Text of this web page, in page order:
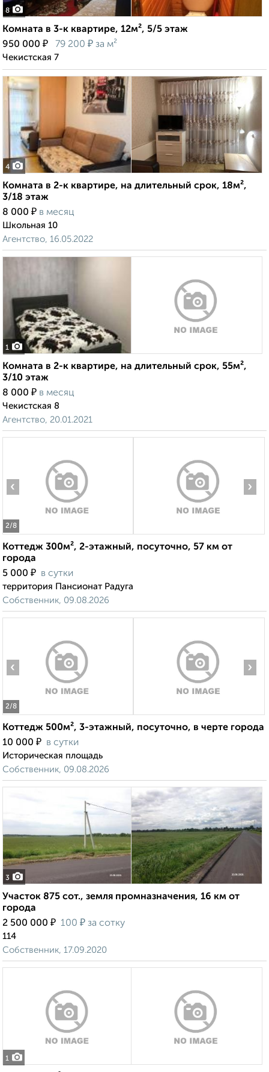
8
Комната в 3-к квартире, 12м², 5/5 этаж
950 000 ₽ 79 200 ₽ за м²
Чекистская 7
4
Комната в 2-к квартире, на длительный срок, 18м²,
3/18 этаж
8 000 ₽ в месяц
Школьная 10
Агентство, 16.05.2022
1
Комната в 2-к квартире, на длительный срок, 55м²,
3/10 этаж
8 000 ₽ в месяц
Чекистская 8
Агентство, 20.01.2021
2/8
‹ ›
Коттедж 300м², 2-этажный, посуточно, 57 км от
города
5 000 ₽ в сутки
территория Пансионат Радуга
Собственник, 09.08.2026
2/8
‹ ›
Коттедж 500м², 3-этажный, посуточно, в черте города
10 000 ₽ в сутки
Историческая площадь
Собственник, 09.08.2026
3
Участок 875 сот., земля промназначения, 16 км от
города
2 500 000 ₽ 100 ₽ за сотку
114
Собственник, 17.09.2020
1